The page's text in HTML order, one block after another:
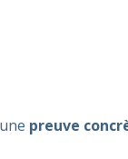
preuve